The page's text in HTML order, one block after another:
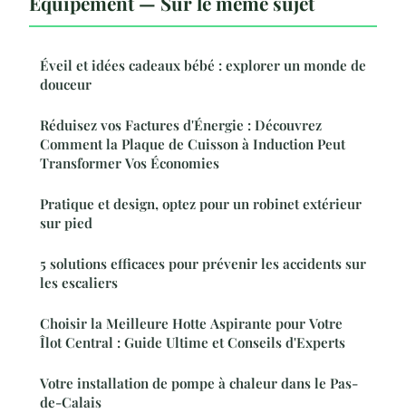
Éveil et idées cadeaux bébé : explorer un monde de
douceur
Réduisez vos Factures d'Énergie : Découvrez
Comment la Plaque de Cuisson à Induction Peut
Transformer Vos Économies
Pratique et design, optez pour un robinet extérieur
sur pied
5 solutions efficaces pour prévenir les accidents sur
les escaliers
Choisir la Meilleure Hotte Aspirante pour Votre
Îlot Central : Guide Ultime et Conseils d'Experts
Votre installation de pompe à chaleur dans le Pas-
de-Calais